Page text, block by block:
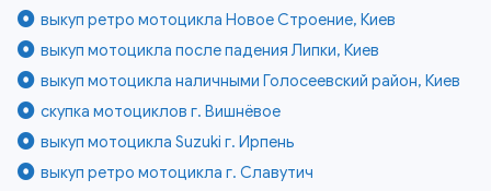
выкуп ретро мотоцикла Новое Строение, Киев
выкуп мотоцикла после падения Липки, Киев
выкуп мотоцикла наличными Голосеевский район, Киев
скупка мотоциклов г. Вишнёвое
выкуп мотоцикла Suzuki г. Ирпень
выкуп ретро мотоцикла г. Славутич